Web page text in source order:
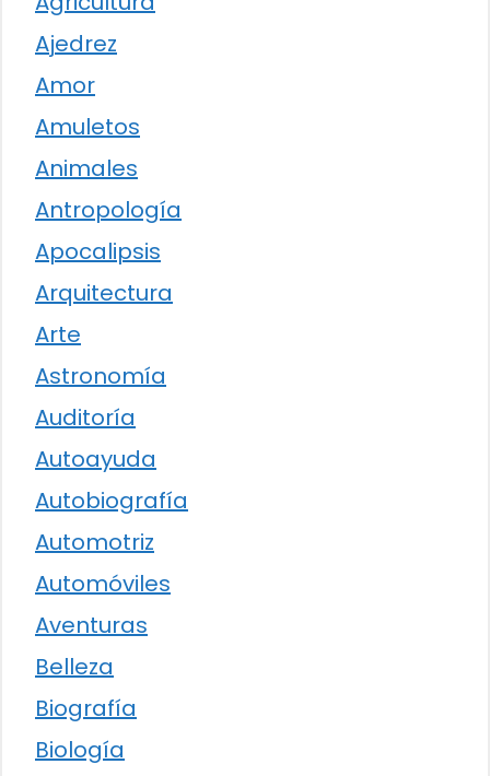
Ajedrez
Amor
Amuletos
Animales
Antropología
Apocalipsis
Arquitectura
Arte
Astronomía
Auditoría
Autoayuda
Autobiografía
Automotriz
Automóviles
Aventuras
Belleza
Biografía
Biología